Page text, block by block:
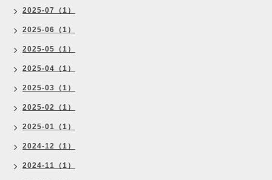
2025-07（1）
2025-06（1）
2025-05（1）
2025-04（1）
2025-03（1）
2025-02（1）
2025-01（1）
2024-12（1）
2024-11（1）